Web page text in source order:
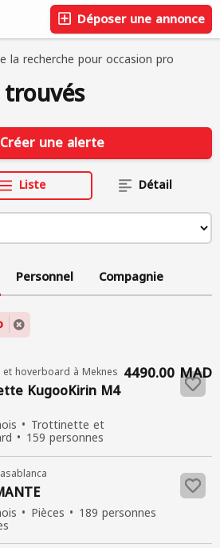
Déposer une annonce
la recherche pour occasion pro
Créer une alerte
Liste Détail
Personnel Compagnie
hoverboard à Meknes
KugooKirin M4
Trottinette et
159 personnes
4490.00 MAD
Pièces 189 personnes